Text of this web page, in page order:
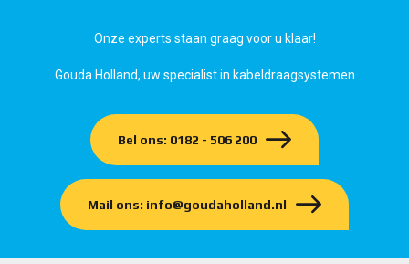
Onze experts staan graag voor u klaar!
Gouda Holland, uw specialist in kabeldraagsystemen
Bel ons: 0182 - 506 200
Mail ons: info@goudaholland.nl